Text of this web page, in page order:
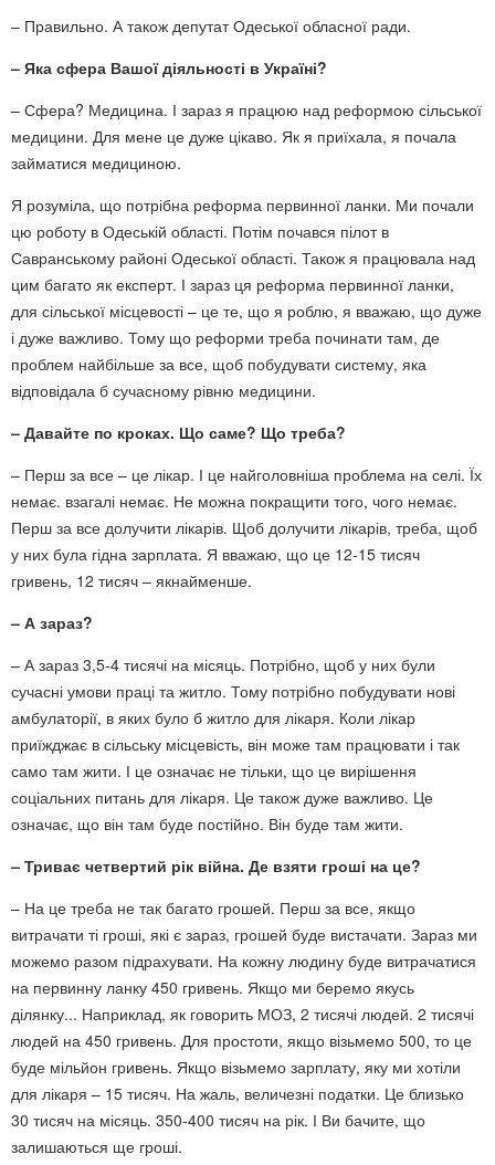
– Правильно. А також депутат Одеської обласної ради.
– Яка сфера Вашої діяльності в Україні?
– Сфера? Медицина. І зараз я працюю над реформою сільської
медицини. Для мене це дуже цікаво. Як я приїхала, я почала
займатися медициною.
Я розуміла, що потрібна реформа первинної ланки. Ми почали
цю роботу в Одеській області. Потім почався пілот в
Савранському районі Одеської області. Також я працювала над
цим багато як експерт. І зараз ця реформа первинної ланки,
для сільської місцевості – це те, що я роблю, я вважаю, що дуже
і дуже важливо. Тому що реформи треба починати там, де
проблем найбільше за все, щоб побудувати систему, яка
відповідала б сучасному рівню медицини.
– Давайте по кроках. Що саме? Що треба?
– Перш за все – це лікар. І це найголовніша проблема на селі. Їх
немає. взагалі немає. Не можна покращити того, чого немає.
Перш за все долучити лікарів. Щоб долучити лікарів, треба, щоб
у них була гідна зарплата. Я вважаю, що це 12-15 тисяч
гривень, 12 тисяч – якнайменше.
– А зараз?
– А зараз 3,5-4 тисячі на місяць. Потрібно, щоб у них були
сучасні умови праці та житло. Тому потрібно побудувати нові
амбулаторії, в яких було б житло для лікаря. Коли лікар
приїжджає в сільську місцевість, він може там працювати і так
само там жити. І це означає не тільки, що це вирішення
соціальних питань для лікаря. Це також дуже важливо. Це
означає, що він там буде постійно. Він буде там жити.
– Триває четвертий рік війна. Де взяти гроші на це?
– На це треба не так багато грошей. Перш за все, якщо
витрачати ті гроші, які є зараз, грошей буде вистачати. Зараз ми
можемо разом підрахувати. На кожну людину буде витрачатися
на первинну ланку 450 гривень. Якщо ми беремо якусь
ділянку... Наприклад, як говорить МОЗ, 2 тисячі людей. 2 тисячі
людей на 450 гривень. Для простоти, якщо візьмемо 500, то це
буде мільйон гривень. Якщо візьмемо зарплату, яку ми хотіли
для лікаря – 15 тисяч. На жаль, величезні податки. Це близько
30 тисяч на місяць. 350-400 тисяч на рік. І Ви бачите, що
залишаються ще гроші.